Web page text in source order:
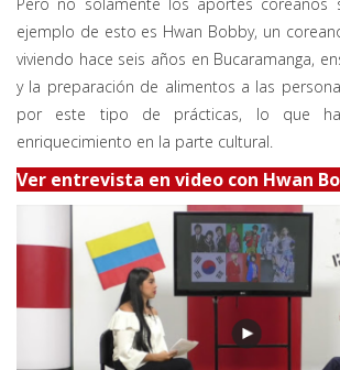
ejemplo de esto es Hwan Bobby, un
viviendo hace seis años en Bucaramanga,
y la preparación de alimentos a las
por este tipo de prácticas, lo que
enriquecimiento en la parte cultural.
Ver entrevista en video con Hwan